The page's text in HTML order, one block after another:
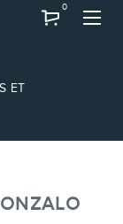
ET
0